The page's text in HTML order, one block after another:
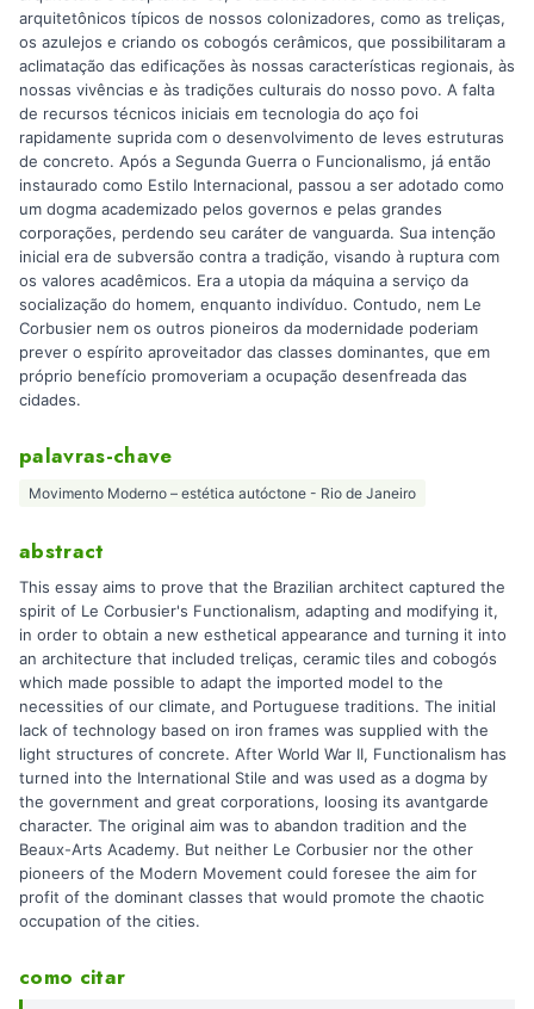
arquitetônicos típicos de nossos colonizadores, como as treliças,
os azulejos e criando os cobogós cerâmicos, que possibilitaram a
aclimatação das edificações às nossas características regionais, às
nossas vivências e às tradições culturais do nosso povo. A falta
de recursos técnicos iniciais em tecnologia do aço foi
rapidamente suprida com o desenvolvimento de leves estruturas
de concreto. Após a Segunda Guerra o Funcionalismo, já então
instaurado como Estilo Internacional, passou a ser adotado como
um dogma academizado pelos governos e pelas grandes
corporações, perdendo seu caráter de vanguarda. Sua intenção
inicial era de subversão contra a tradição, visando à ruptura com
os valores acadêmicos. Era a utopia da máquina a serviço da
socialização do homem, enquanto indivíduo. Contudo, nem Le
Corbusier nem os outros pioneiros da modernidade poderiam
prever o espírito aproveitador das classes dominantes, que em
próprio benefício promoveriam a ocupação desenfreada das
cidades.
palavras-chave
Movimento Moderno – estética autóctone - Rio de Janeiro
abstract
This essay aims to prove that the Brazilian architect captured the
spirit of Le Corbusier's Functionalism, adapting and modifying it,
in order to obtain a new esthetical appearance and turning it into
an architecture that included treliças, ceramic tiles and cobogós
which made possible to adapt the imported model to the
necessities of our climate, and Portuguese traditions. The initial
lack of technology based on iron frames was supplied with the
light structures of concrete. After World War II, Functionalism has
turned into the International Stile and was used as a dogma by
the government and great corporations, loosing its avantgarde
character. The original aim was to abandon tradition and the
Beaux-Arts Academy. But neither Le Corbusier nor the other
pioneers of the Modern Movement could foresee the aim for
profit of the dominant classes that would promote the chaotic
occupation of the cities.
como citar